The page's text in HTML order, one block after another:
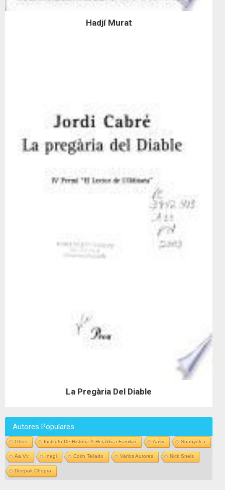
Hadjí Murat
La Pregària Del Diable
Autores Populares
Otros Instituto De Historia Y Heraldica Familiar Aavv Spanyolca
Aa Vv Inegi Corin Tellado Varios Autores Nick Snels
Deepak Chopra